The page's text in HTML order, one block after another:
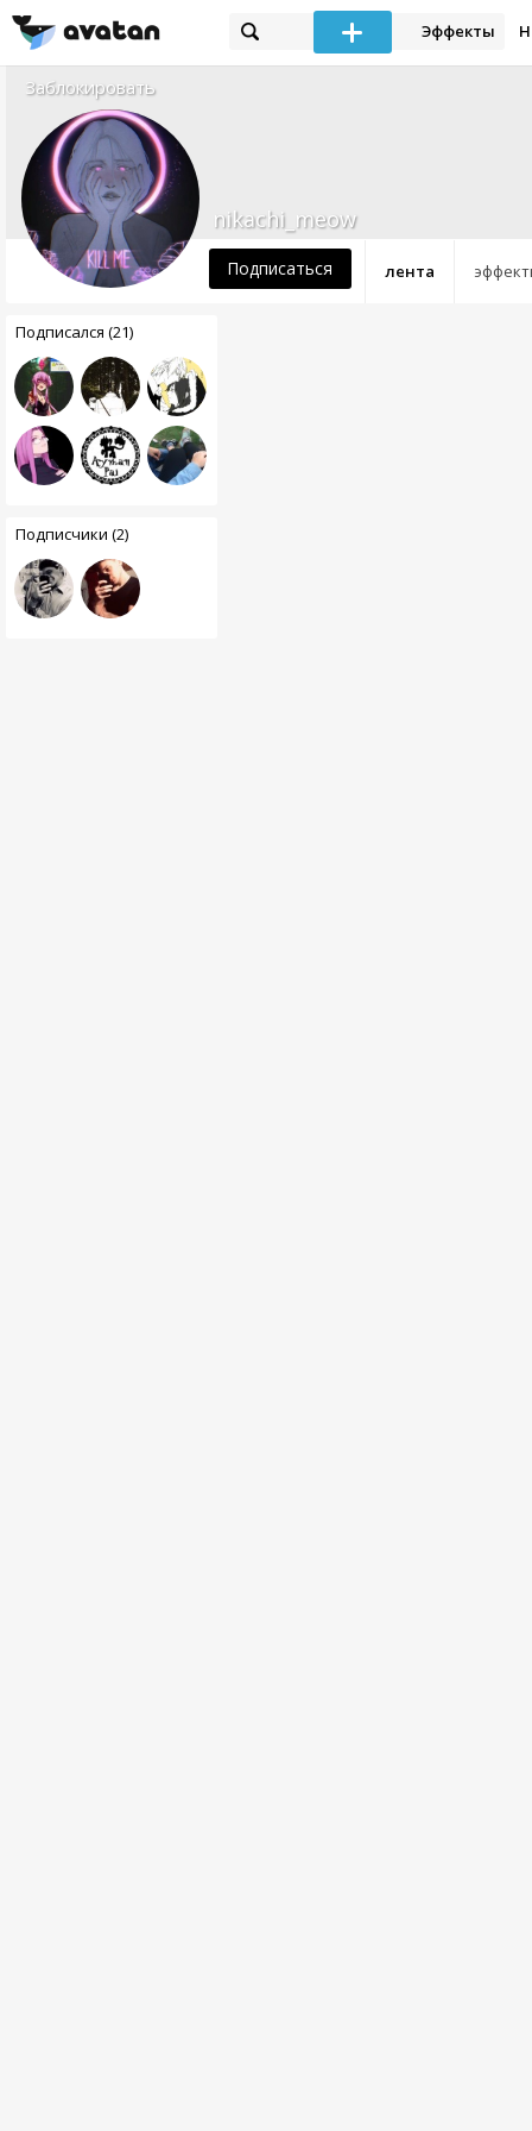
Эффекты
Заблокировать
лента
nikachi_meow
Подписаться
Подписался (21)
Подписчики (2)